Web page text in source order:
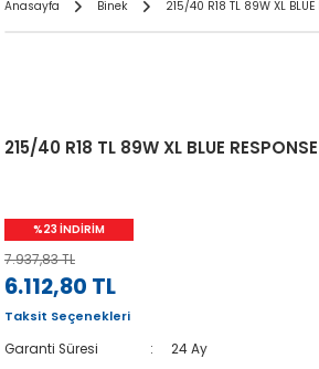
Anasayfa Binek 215/40 R18 TL 89W XL BLUE
215/40 R18 TL 89W XL BLUE
%23 İNDİRİM
7.937,83 TL
6.112,80 TL
Taksit Seçenekleri
Garanti Süresi
24 Ay